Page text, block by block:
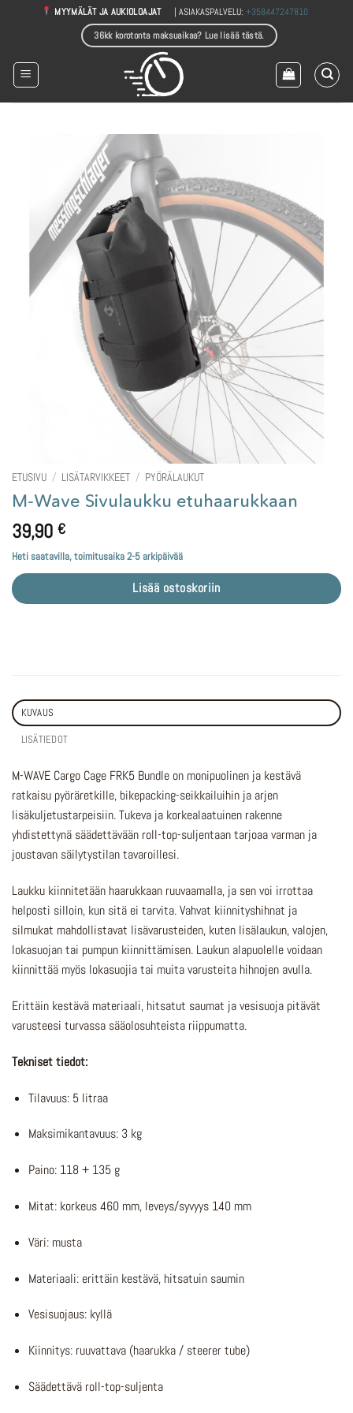
MYYMÄLÄT JA AUKIOLOAJAT | ASIAKASPALVELU:+358447247810
36kk korotonta maksuaikaa? Lue lisää tästä.
ETUSIVU / LISÄTARVIKKEET / PYÖRÄLAUKUT
M-Wave Sivulaukku etuhaarukkaan
39,90 €
Heti saatavilla, toimitusaika 2-5 arkipäivää
Lisää ostoskoriin
KUVAUS
LISÄTIEDOT
M-WAVE Cargo Cage FRK5 Bundle on monipuolinen ja kestävä
ratkaisu pyöräretkille, bikepacking-seikkailuihin ja arjen
lisäkuljetustarpeisiin. Tukeva ja korkealaatuinen rakenne
yhdistettynä säädettävään roll-top-suljentaan tarjoaa varman ja
joustavan säilytystilan tavaroillesi.
Laukku kiinnitetään haarukkaan ruuvaamalla, ja sen voi irrottaa
helposti silloin, kun sitä ei tarvita. Vahvat kiinnityshihnat ja
silmukat mahdollistavat lisävarusteiden, kuten lisälaukun, valojen,
lokasuojan tai pumpun kiinnittämisen. Laukun alapuolelle voidaan
kiinnittää myös lokasuojia tai muita varusteita hihnojen avulla.
Erittäin kestävä materiaali, hitsatut saumat ja vesisuoja pitävät
varusteesi turvassa sääolosuhteista riippumatta.
Tekniset tiedot:
Tilavuus: 5 litraa
Maksimikantavuus: 3 kg
Paino: 118 + 135 g
Mitat: korkeus 460 mm, leveys/syvyys 140 mm
Väri: musta
Materiaali: erittäin kestävä, hitsatuin saumin
Vesisuojaus: kyllä
Kiinnitys: ruuvattava (haarukka / steerer tube)
Säädettävä roll-top-suljenta